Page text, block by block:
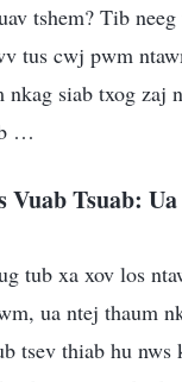
tshem? Tib
tus cwj pwm
siab txog zaj
…
Tsuab:
tub xa xov los
ua ntej thaum
tsev thiab hu nws